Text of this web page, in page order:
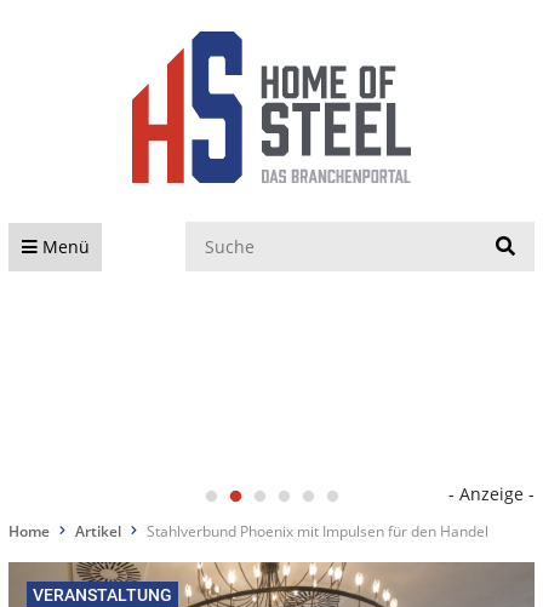
Menü
- Anzeige -
Home Artikel Stahlverbund Phoenix mit Impulsen für den Handel
VERANSTALTUNG